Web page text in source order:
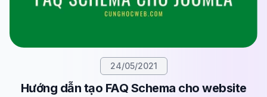
24/05/2021
Hướng dẫn tạo FAQ Schema cho website